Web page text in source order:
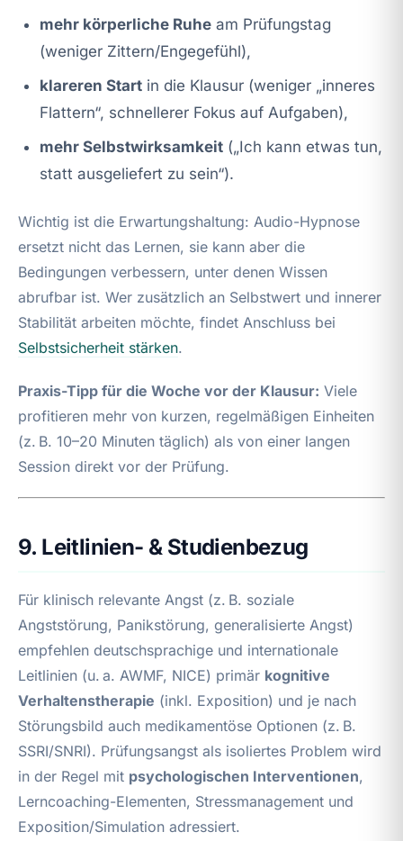
mehr körperliche Ruhe am Prüfungstag
(weniger Zittern/Engegefühl),
klareren Start in die Klausur (weniger „inneres
Flattern“, schnellerer Fokus auf Aufgaben),
mehr Selbstwirksamkeit („Ich kann etwas tun,
statt ausgeliefert zu sein“).
Wichtig ist die Erwartungshaltung: Audio-Hypnose
ersetzt nicht das Lernen, sie kann aber die
Bedingungen verbessern, unter denen Wissen
abrufbar ist. Wer zusätzlich an Selbstwert und innerer
Stabilität arbeiten möchte, findet Anschluss bei
Selbstsicherheit stärken.
Praxis-Tipp für die Woche vor der Klausur: Viele
profitieren mehr von kurzen, regelmäßigen Einheiten
(z. B. 10–20 Minuten täglich) als von einer langen
Session direkt vor der Prüfung.
9. Leitlinien- & Studienbezug
Für klinisch relevante Angst (z. B. soziale
Angststörung, Panikstörung, generalisierte Angst)
empfehlen deutschsprachige und internationale
Leitlinien (u. a. AWMF, NICE) primär kognitive
Verhaltenstherapie (inkl. Exposition) und je nach
Störungsbild auch medikamentöse Optionen (z. B.
SSRI/SNRI). Prüfungsangst als isoliertes Problem wird
in der Regel mit psychologischen Interventionen,
Lerncoaching-Elementen, Stressmanagement und
Exposition/Simulation adressiert.